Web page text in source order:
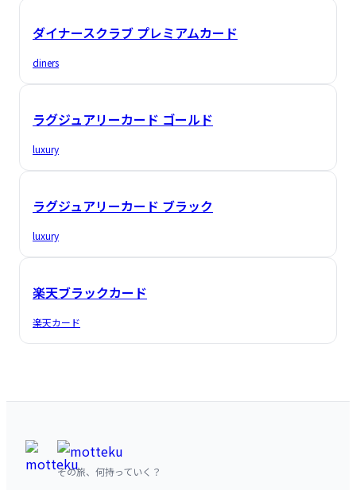
ダイナースクラブ プレミアムカード
diners
ラグジュアリーカード ゴールド
luxury
ラグジュアリーカード ブラック
luxury
楽天ブラックカード
楽天カード
その旅、何持っていく？